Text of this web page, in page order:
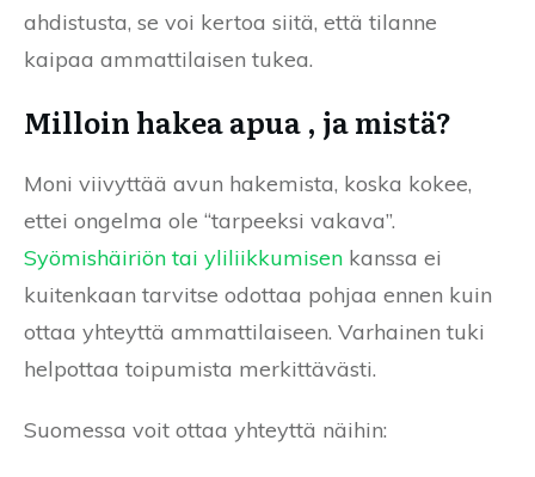
ahdistusta, se voi kertoa siitä, että tilanne
kaipaa ammattilaisen tukea.
Milloin hakea apua , ja mistä?
Moni viivyttää avun hakemista, koska kokee,
ettei ongelma ole “tarpeeksi vakava”.
Syömishäiriön tai yliliikkumisen kanssa ei
kuitenkaan tarvitse odottaa pohjaa ennen kuin
ottaa yhteyttä ammattilaiseen. Varhainen tuki
helpottaa toipumista merkittävästi.
Suomessa voit ottaa yhteyttä näihin: